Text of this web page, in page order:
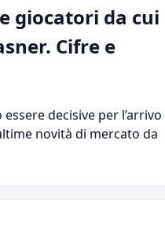
giocatori da cui
Cifre e
decisive per l’arrivo
novità di mercato da